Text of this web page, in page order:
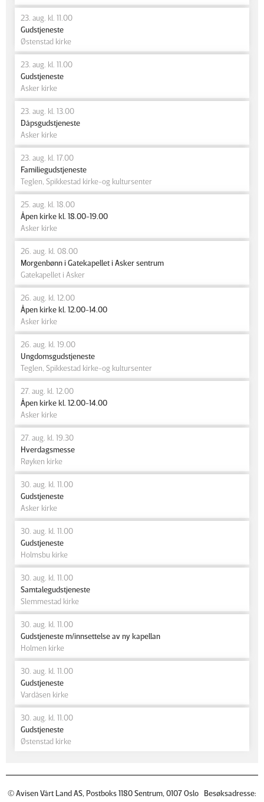
23. aug. kl. 11.00
Gudstjeneste
Østenstad kirke
23. aug. kl. 11.00
Gudstjeneste
Asker kirke
23. aug. kl. 13.00
Dåpsgudstjeneste
Asker kirke
23. aug. kl. 17.00
Familiegudstjeneste
Teglen, Spikkestad kirke-og kultursenter
25. aug. kl. 18.00
Åpen kirke kl. 18.00-19.00
Asker kirke
26. aug. kl. 08.00
Morgenbønn i Gatekapellet i Asker sentrum
Gatekapellet i Asker
26. aug. kl. 12.00
Åpen kirke kl. 12.00-14.00
Asker kirke
26. aug. kl. 19.00
Ungdomsgudstjeneste
Teglen, Spikkestad kirke-og kultursenter
27. aug. kl. 12.00
Åpen kirke kl. 12.00-14.00
Asker kirke
27. aug. kl. 19.30
Hverdagsmesse
Røyken kirke
30. aug. kl. 11.00
Gudstjeneste
Asker kirke
30. aug. kl. 11.00
Gudstjeneste
Holmsbu kirke
30. aug. kl. 11.00
Samtalegudstjeneste
Slemmestad kirke
30. aug. kl. 11.00
Gudstjeneste m/innsettelse av ny kapellan
Holmen kirke
30. aug. kl. 11.00
Gudstjeneste
Vardåsen kirke
30. aug. kl. 11.00
Gudstjeneste
Østenstad kirke
© Avisen Vårt Land AS, Postboks 1180 Sentrum, 0107 Oslo Besøksadresse: